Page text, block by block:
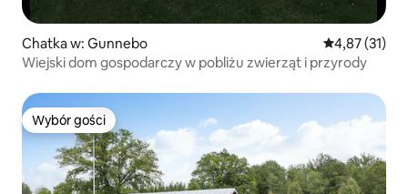
Chatka w: Gunnebo Średnia
4,87 (31)
Wiejski dom gospodarczy w pobliżu zwierząt i przyrody
Wybór gości
Wybór gości